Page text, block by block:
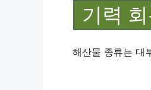
기력
해산물 종류는 대